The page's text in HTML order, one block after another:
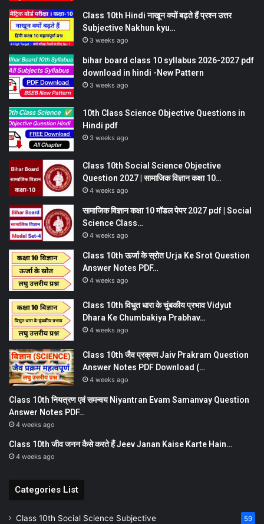
Class 10th Hindi नाखून क्यों बढ़ते हैं प्रश्न उत्तर
Subjective Nakhun kyu…
3 weeks ago
bihar board class 10 syllabus 2026-2027 pdf
download in hindi -New Pattern
3 weeks ago
10th Class Science Objective Questions in
Hindi pdf
3 weeks ago
Class 10th Social Science Objective
Question 2027 | सामाजिक विज्ञान कक्षा 10…
4 weeks ago
सामाजिक विज्ञान कक्षा 10 मॉडल पेपर 2027 pdf | Social
Science Class…
4 weeks ago
Class 10th ऊर्जा के स्रोत Urja Ke Srot Question
Answer Notes PDF…
4 weeks ago
Class 10th विधुत धारा के चुंबकीय प्रभाव Vidyut
Dhara Ke Chumbakiya Prabhav…
4 weeks ago
Class 10th जैव प्रक्रम Jaiv Prakram Question
Answer Notes PDF Download (…
4 weeks ago
Class 10th नियत्रण एवं समन्वय Niyantran Evam Samanvay Question
Answer Notes PDF…
4 weeks ago
Class 10th जीव जनन कैसे करते हैं Jeev Janan Kaise Karte Hain…
4 weeks ago
Categories List
Class 10th Social Science Subjective 59